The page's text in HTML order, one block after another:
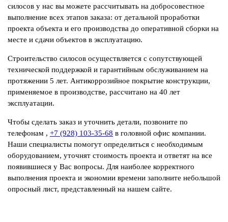
силосов у нас вы можете рассчитывать на добросовестное
выполнение всех этапов заказа: от детальной проработки
проекта объекта и его производства до оперативной сборки на
месте и сдачи объектов в эксплуатацию.
Строительство силосов осуществляется с сопутствующей
технической поддержкой и гарантийным обслуживанием на
протяжении 5 лет. Антикоррозийное покрытие конструкции,
применяемое в производстве, рассчитано на 40 лет
эксплуатации.
Чтобы сделать заказ и уточнить детали, позвоните по
телефонам , +7 (928) 103-35-68 в головной офис компании.
Наши специалисты помогут определиться с необходимым
оборудованием, уточнят стоимость проекта и ответят на все
появившиеся у Вас вопросы. Для наиболее корректного
выполнения проекта и экономии времени заполните небольшой
опросный лист, представленный на нашем сайте.